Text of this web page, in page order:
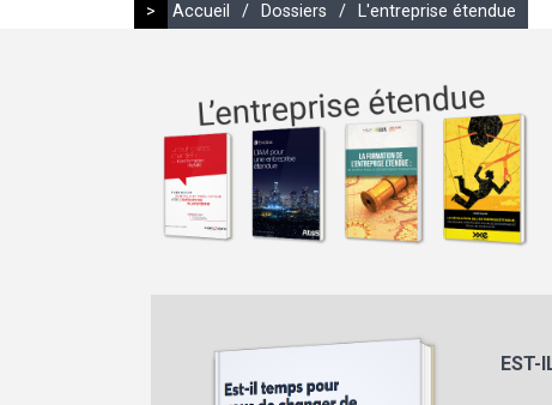
> Accueil / Dossiers / L'entreprise étendue
EST-